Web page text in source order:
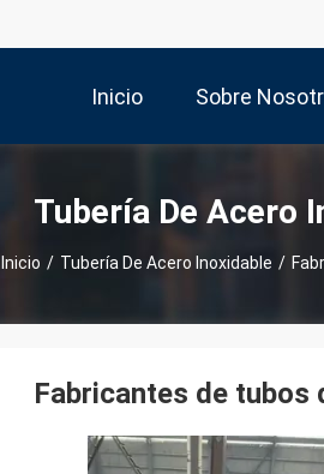
Inicio Sobre
Tubería De Acero
Inicio / Tubería De Acero Inoxidable /
Fabricantes de tubos